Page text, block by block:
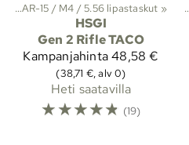
‪» AR-15 / M4 / 5.56 lipastaskut ‪»
HSGI
Gen 2 Rifle TACO
Kampanjahinta48,58 €
(38,71 €, alv 0)
Heti saatavilla
☆☆☆☆☆ (19)
suojat‪» Molle-taskut‪»Lipastaskut ‪»